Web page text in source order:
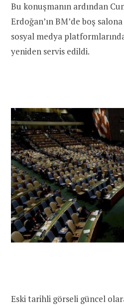
Bu konuşmanın ardından
Erdoğan’ın BM’de boş
sosyal medya
yeniden servis edildi.
Eski tarihli görseli güncel